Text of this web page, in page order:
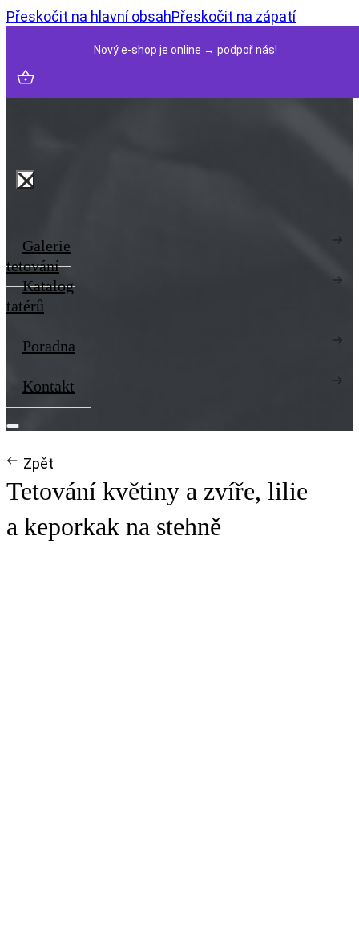
Přeskočit na hlavní obsahPřeskočit na zápatí
Nový e-shop je online → podpoř nás!
Galerie
tetování
Katalog
tatérů
Poradna
Kontakt
Zpět
Tetování květiny a zvíře, lilie
a keporkak na stehně